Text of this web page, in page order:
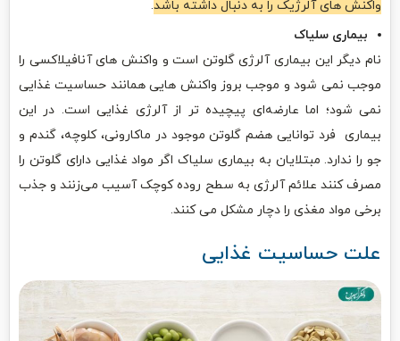
واکنش ‌های آلرژیک را به دنبال داشته باشد.
بیماری سلیاک
نام دیگر این بیماری آلرژی گلوتن است و واکنش‌ های آنافیلاکسی را
موجب نمی ‌شود و موجب بروز واکنش ‌هایی همانند حساسیت غذایی
نمی ‌شود؛ اما عارضه‌ای پیچیده ‌تر از آلرژی غذایی است. در این
بیماری فرد توانایی هضم گلوتن موجود در ماکارونی، کلوچه، گندم و
جو را ندارد. مبتلایان به بیماری سلیاک اگر مواد غذایی دارای گلوتن را
مصرف کنند علائم آلرژی به سطح روده کوچک آسیب می‌زنند و جذب
برخی مواد مغذی را دچار مشکل می ‌کنند.
علت حساسیت غذایی